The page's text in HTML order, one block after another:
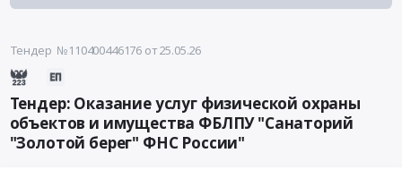
Тендер №110400446176 от 25.05.26
Тендер: Оказание услуг физической охраны
объектов и имущества ФБЛПУ "Санаторий
"Золотой берег" ФНС России"